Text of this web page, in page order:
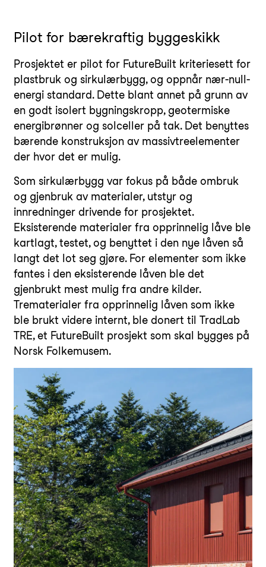
Pilot for bærekraftig byggeskikk
Prosjektet er pilot for FutureBuilt kriteriesett for
plastbruk og sirkulærbygg, og oppnår nær-null-
energi standard. Dette blant annet på grunn av
en godt isolert bygningskropp, geotermiske
energibrønner og solceller på tak. Det benyttes
bærende konstruksjon av massivtreelementer
der hvor det er mulig.
Som sirkulærbygg var fokus på både ombruk
og gjenbruk av materialer, utstyr og
innredninger drivende for prosjektet.
Eksisterende materialer fra opprinnelig låve ble
kartlagt, testet, og benyttet i den nye låven så
langt det lot seg gjøre. For elementer som ikke
fantes i den eksisterende låven ble det
gjenbrukt mest mulig fra andre kilder.
Trematerialer fra opprinnelig låven som ikke
ble brukt videre internt, ble donert til TradLab
TRE, et FutureBuilt prosjekt som skal bygges på
Norsk Folkemusem.